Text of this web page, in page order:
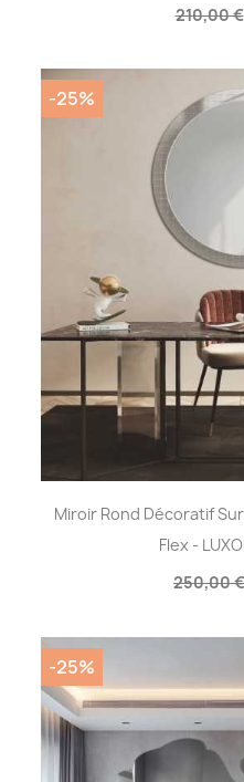
210,00 €
Miroir Rond Décoratif
Flex -
250,00 €
-25%
-25%